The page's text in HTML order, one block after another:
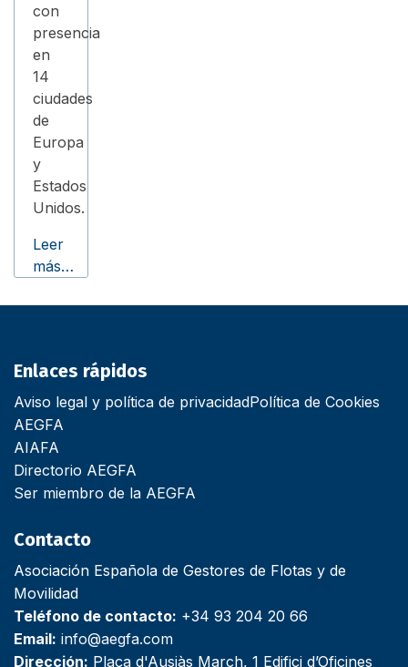
con
presencia
en
14
ciudades
de
Europa
y
Estados
Unidos.
Leer
más…
Enlaces rápidos
Aviso legal y política de privacidadPolítica de Cookies
AEGFA
AIAFA
Directorio AEGFA
Ser miembro de la AEGFA
Contacto
Asociación Española de Gestores de Flotas y de
Movilidad
Teléfono de contacto: +34 93 204 20 66
Email: info@aegfa.com
Dirección: Plaça d'Ausiàs March, 1 Edifici d’Oficines